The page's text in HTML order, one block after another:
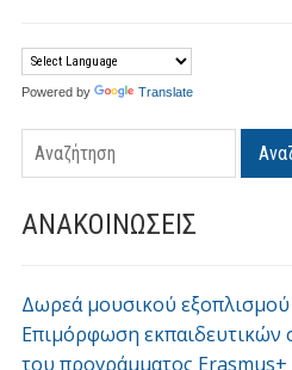
Powered by Translate
ΑΝΑΚΟΙΝΩΣΕΙΣ
Δωρεά μουσικού εξοπλισμού
Επιμόρφωση εκπαιδευτικών
του προγράμματος Erasmus+